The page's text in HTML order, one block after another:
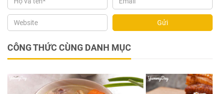
Gửi
CÔNG THỨC CÙNG DANH MỤC